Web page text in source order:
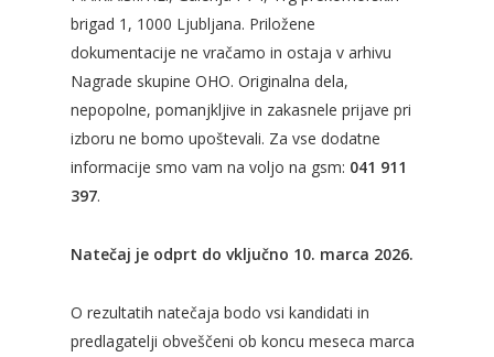
brigad 1, 1000 Ljubljana. Priložene
dokumentacije ne vračamo in ostaja v arhivu
Nagrade skupine OHO. Originalna dela,
nepopolne, pomanjkljive in zakasnele prijave pri
izboru ne bomo upoštevali. Za vse dodatne
informacije smo vam na voljo na gsm: 041 911
397.
Natečaj je odprt do vključno 10. marca 2026.
O rezultatih natečaja bodo vsi kandidati in
predlagatelji obveščeni ob koncu meseca marca